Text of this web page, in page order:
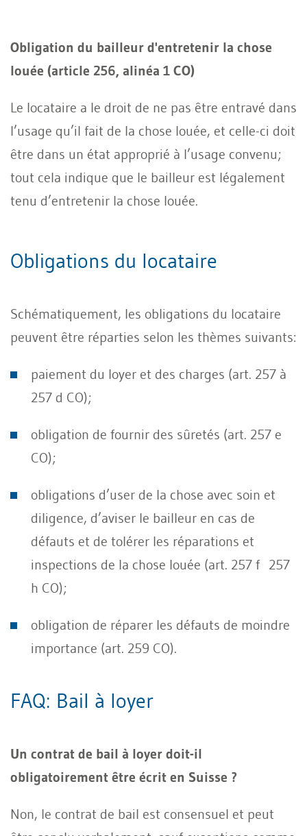
Obligation du bailleur d'entretenir la chose
louée (article 256, alinéa 1 CO)
Le locataire a le droit de ne pas être entravé dans
l’usage qu’il fait de la chose louée, et celle-ci doit
être dans un état approprié à l’usage convenu;
tout cela indique que le bailleur est légalement
tenu d’entretenir la chose louée.
Obligations du locataire
Schématiquement, les obligations du locataire
peuvent être réparties selon les thèmes suivants:
paiement du loyer et des charges (art. 257 à
257 d CO);
obligation de fournir des sûretés (art. 257 e
CO);
obligations d’user de la chose avec soin et
diligence, d’aviser le bailleur en cas de
défauts et de tolérer les réparations et
inspections de la chose louée (art. 257 f 257
h CO);
obligation de réparer les défauts de moindre
importance (art. 259 CO).
FAQ: Bail à loyer
Un contrat de bail à loyer doit-il
obligatoirement être écrit en Suisse ?
Non, le contrat de bail est consensuel et peut